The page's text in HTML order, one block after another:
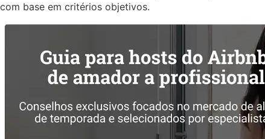
com base em critérios objetivos.